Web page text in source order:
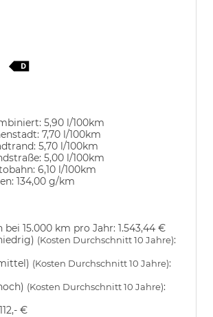
5,90 l/100km
7,70 l/100km
5,70 l/100km
5,00 l/100km
6,10 l/100km
134,00 g/km
bei 15.000 km pro Jahr: 1.543,44 €
(Kosten Durchschnitt 10 Jahre):
(Kosten Durchschnitt 10 Jahre):
(Kosten Durchschnitt 10 Jahre):
112,- €